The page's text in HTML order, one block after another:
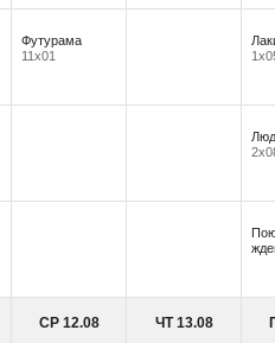
Футурама
11х01
СР 12.08 ЧТ 13.08